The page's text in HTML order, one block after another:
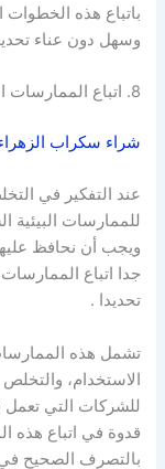
باتباع هذه
وسهل دون عناء
8. اتباع الممارسات البيئية الصحيحة في التخلص من الخردة
شراء سكراب
عند التفكير في
للممارسات البيئية
ويجب أن نحافظ
جدا اتباع
تحديدا .
تشمل هذه الممارسات
الاستخدام،
للشركات التي
قدوة في اتباع هذه
بالتصرف الصحيح